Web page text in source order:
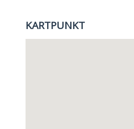
KARTPUNKT